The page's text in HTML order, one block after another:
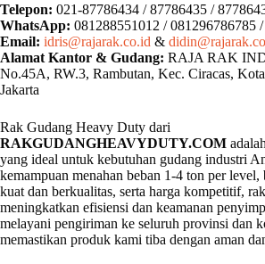
Telepon: 021-87786434 / 87786435 /
WhatsApp: 081288551012 / 081296786785
Email: idris@rajarak.co.id &
Alamat Kantor & Gudang: RAJA RAK
No.45A, RW.3, Rambutan, Kec. Ciracas,
Jakarta
Rak Gudang Heavy Duty dari
RAKGUDANGHEAVYDUTY.COM
yang ideal untuk kebutuhan gudang industri
kemampuan menahan beban 1-4 ton per
kuat dan berkualitas, serta harga kompetitif,
meningkatkan efisiensi dan keamanan
melayani pengiriman ke seluruh provinsi dan
memastikan produk kami tiba dengan aman